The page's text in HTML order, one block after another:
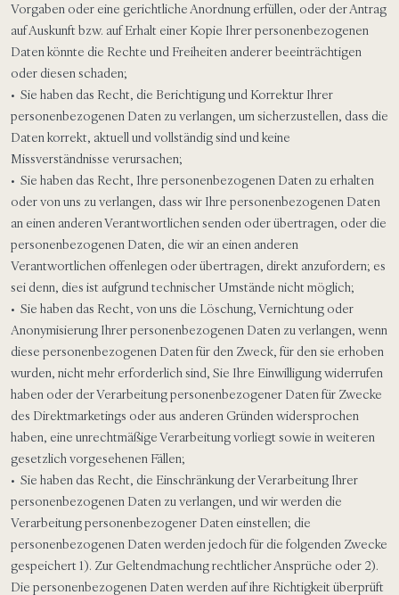
Vorgaben oder eine gerichtliche Anordnung erfüllen, oder der Antrag
auf Auskunft bzw. auf Erhalt einer Kopie Ihrer personenbezogenen
Daten könnte die Rechte und Freiheiten anderer beeinträchtigen
oder diesen schaden;
• Sie haben das Recht, die Berichtigung und Korrektur Ihrer
personenbezogenen Daten zu verlangen, um sicherzustellen, dass die
Daten korrekt, aktuell und vollständig sind und keine
Missverständnisse verursachen;
• Sie haben das Recht, Ihre personenbezogenen Daten zu erhalten
oder von uns zu verlangen, dass wir Ihre personenbezogenen Daten
an einen anderen Verantwortlichen senden oder übertragen, oder die
personenbezogenen Daten, die wir an einen anderen
Verantwortlichen offenlegen oder übertragen, direkt anzufordern; es
sei denn, dies ist aufgrund technischer Umstände nicht möglich;
• Sie haben das Recht, von uns die Löschung, Vernichtung oder
Anonymisierung Ihrer personenbezogenen Daten zu verlangen, wenn
diese personenbezogenen Daten für den Zweck, für den sie erhoben
wurden, nicht mehr erforderlich sind, Sie Ihre Einwilligung widerrufen
haben oder der Verarbeitung personenbezogener Daten für Zwecke
des Direktmarketings oder aus anderen Gründen widersprochen
haben, eine unrechtmäßige Verarbeitung vorliegt sowie in weiteren
gesetzlich vorgesehenen Fällen;
• Sie haben das Recht, die Einschränkung der Verarbeitung Ihrer
personenbezogenen Daten zu verlangen, und wir werden die
Verarbeitung personenbezogener Daten einstellen; die
personenbezogenen Daten werden jedoch für die folgenden Zwecke
gespeichert 1). Zur Geltendmachung rechtlicher Ansprüche oder 2).
Die personenbezogenen Daten werden auf ihre Richtigkeit überprüft